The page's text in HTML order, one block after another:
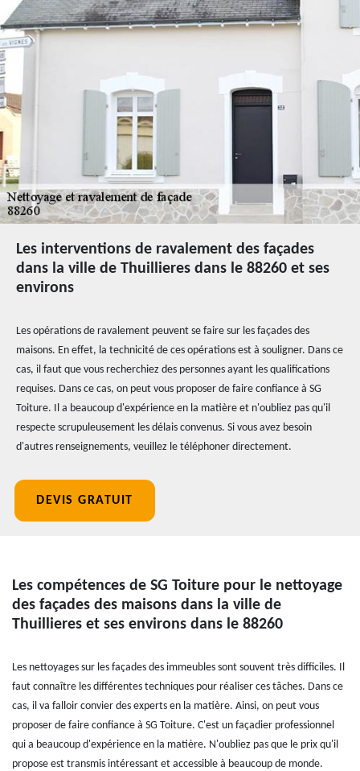
Les interventions de ravalement des façades
dans la ville de Thuillieres dans le 88260 et ses
environs
Les opérations de ravalement peuvent se faire sur les façades des
maisons. En effet, la technicité de ces opérations est à souligner. Dans ce
cas, il faut que vous recherchiez des personnes ayant les qualifications
requises. Dans ce cas, on peut vous proposer de faire confiance à SG
Toiture. Il a beaucoup d'expérience en la matière et n'oubliez pas qu'il
respecte scrupuleusement les délais convenus. Si vous avez besoin
d'autres renseignements, veuillez le téléphoner directement.
DEVIS GRATUIT
Les compétences de SG Toiture pour le nettoyage
des façades des maisons dans la ville de
Thuillieres et ses environs dans le 88260
Les nettoyages sur les façades des immeubles sont souvent très difficiles. Il
faut connaître les différentes techniques pour réaliser ces tâches. Dans ce
cas, il va falloir convier des experts en la matière. Ainsi, on peut vous
proposer de faire confiance à SG Toiture. C'est un façadier professionnel
qui a beaucoup d'expérience en la matière. N'oubliez pas que le prix qu'il
propose est transmis intéressant et accessible à beaucoup de monde.